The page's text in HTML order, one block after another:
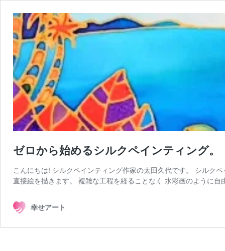
ゼロから始めるシルクペインティング。
こんにちは! シルクペインティング作家の太田久代です。 シルク
直接絵を描きます。 複雑な工程を経ることなく 水彩画のように
幸せアート